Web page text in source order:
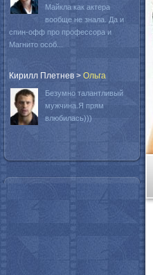
Майкла как актера
вообще не знала. Да и
спин-офф про профессора и
Магнито особ...
Кирилл Плетнев > Oльга
Безумно талантливый
мужчина.Я прям
влюбилась)))